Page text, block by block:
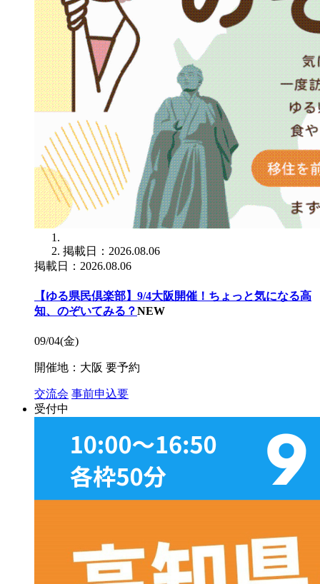
掲載日：2026.08.06
掲載日：2026.08.06
【ゆる県民倶楽部】9/4大阪開催！ちょっと気になる高
知、のぞいてみる？NEW
09/04(金)
開催地：大阪 要予約
交流会 事前申込要
受付中